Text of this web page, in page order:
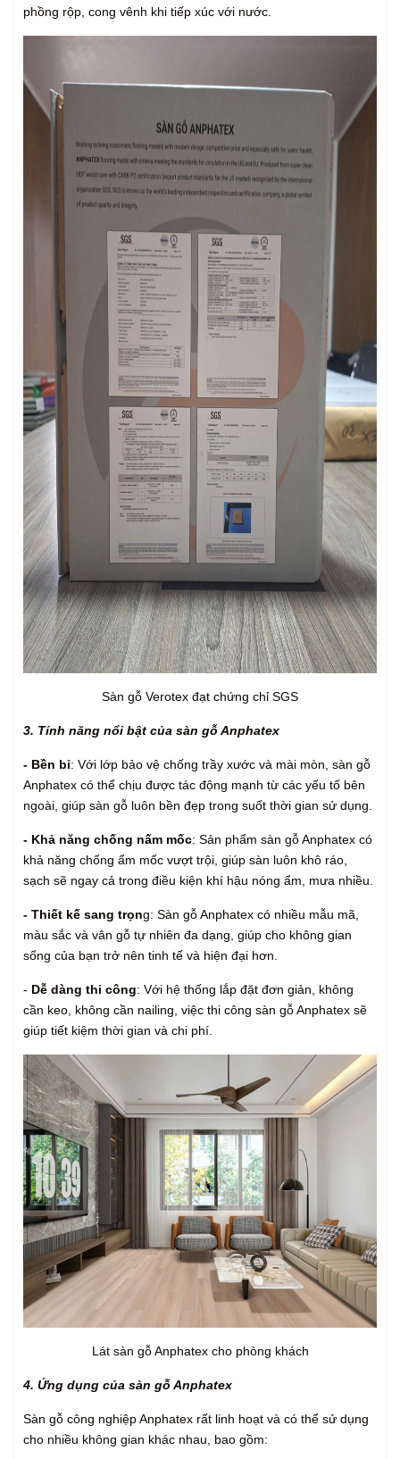
phồng rộp, cong vênh khi tiếp xúc với nước.
Sàn gỗ Verotex đạt chứng chỉ SGS
3. Tính năng nổi bật của sàn gỗ Anphatex
- Bền bỉ: Với lớp bảo vệ chống trầy xước và mài mòn, sàn gỗ
Anphatex có thể chịu được tác động mạnh từ các yếu tố bên
ngoài, giúp sàn gỗ luôn bền đẹp trong suốt thời gian sử dụng.
- Khả năng chống nấm mốc: Sản phẩm sàn gỗ Anphatex có
khả năng chống ẩm mốc vượt trội, giúp sàn luôn khô ráo,
sạch sẽ ngay cả trong điều kiện khí hậu nóng ẩm, mưa nhiều.
- Thiết kế sang trọng: Sàn gỗ Anphatex có nhiều mẫu mã,
màu sắc và vân gỗ tự nhiên đa dạng, giúp cho không gian
sống của bạn trở nên tinh tế và hiện đại hơn.
- Dễ dàng thi công: Với hệ thống lắp đặt đơn giản, không
cần keo, không cần nailing, việc thi công sàn gỗ Anphatex sẽ
giúp tiết kiệm thời gian và chi phí.
Lát sàn gỗ Anphatex cho phòng khách
4. Ứng dụng của sàn gỗ Anphatex
Sàn gỗ công nghiệp Anphatex rất linh hoạt và có thể sử dụng
cho nhiều không gian khác nhau, bao gồm: